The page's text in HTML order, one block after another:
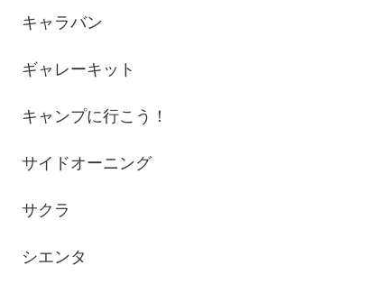
キャラバン
ギャレーキット
キャンプに行こう！
サイドオーニング
サクラ
シエンタ